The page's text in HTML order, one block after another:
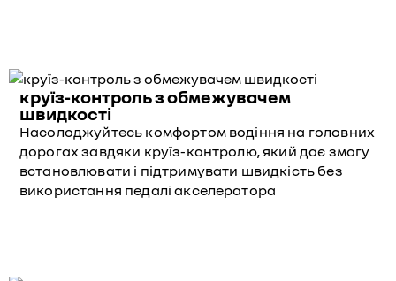
круїз-контроль з обмежувачем
швидкості
Насолоджуйтесь комфортом водіння на головних
дорогах завдяки круїз-контролю, який дає змогу
встановлювати і підтримувати швидкість без
використання педалі акселератора